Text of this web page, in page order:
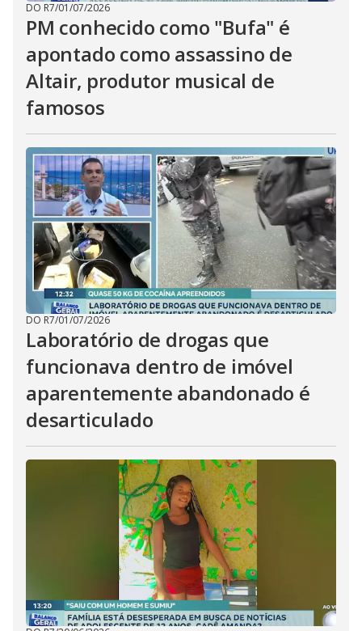
DO R7/01/07/2026
PM conhecido como "Bufa" é
apontado como assassino de
Altair, produtor musical de
famosos
DO R7/01/07/2026
Laboratório de drogas que
funcionava dentro de imóvel
aparentemente abandonado é
desarticulado